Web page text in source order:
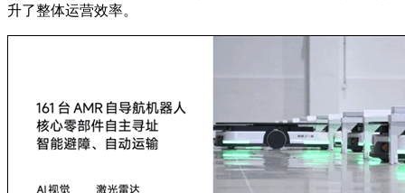
升了整体运营效率。